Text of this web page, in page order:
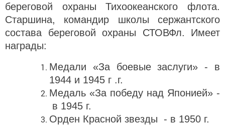
береговой охраны Тихоокеанского флота.
Старшина, командир школы сержантского
состава береговой охраны СТОВФл. Имеет
награды:
Медали «За боевые заслуги» - в
1944 и 1945 г .г.
Медаль «За победу над Японией» -
в 1945 г.
Орден Красной звезды - в 1950 г.